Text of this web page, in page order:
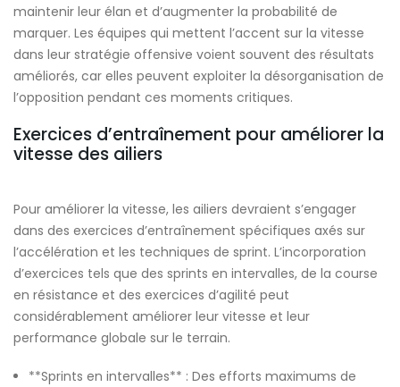
maintenir leur élan et d’augmenter la probabilité de
marquer. Les équipes qui mettent l’accent sur la vitesse
dans leur stratégie offensive voient souvent des résultats
améliorés, car elles peuvent exploiter la désorganisation de
l’opposition pendant ces moments critiques.
Exercices d’entraînement pour améliorer la
vitesse des ailiers
Pour améliorer la vitesse, les ailiers devraient s’engager
dans des exercices d’entraînement spécifiques axés sur
l’accélération et les techniques de sprint. L’incorporation
d’exercices tels que des sprints en intervalles, de la course
en résistance et des exercices d’agilité peut
considérablement améliorer leur vitesse et leur
performance globale sur le terrain.
**Sprints en intervalles** : Des efforts maximums de